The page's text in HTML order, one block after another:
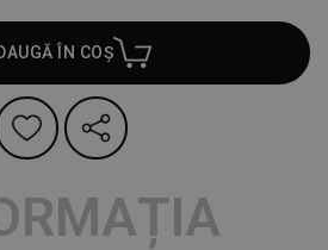
ÎN COȘ